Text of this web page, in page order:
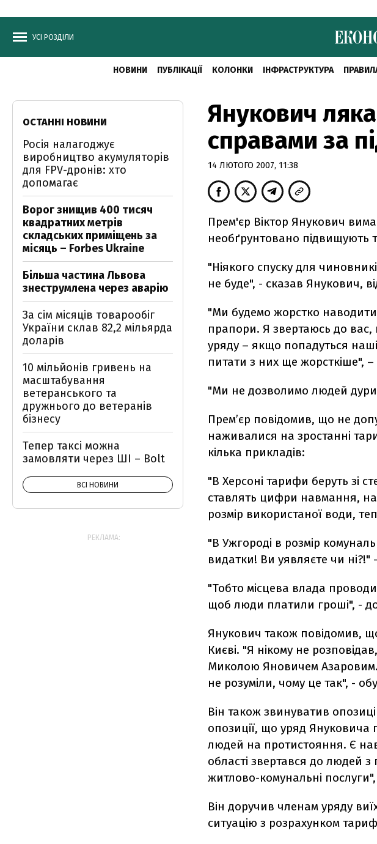
УСІ РОЗДІЛИ
НОВИНИ ПУБЛІКАЦІЇ КОЛОНКИ ІНФРАСТРУКТУРА
Янукович
справами за
14 ЛЮТОГО 2007, 11:38
Прем'єр Віктор Янукович
необґрунтовано підвищують
"Ніякого спуску для
не буде", - сказав Янукович,
"Ми будемо жорстко
прапори. Я звертаюсь до вас,
уряду – якщо попадуться
питати з них ще жорсткіше",
"Ми не дозволимо людей
Прем’єр повідомив, що не
наживалися на зростанні
кілька прикладів:
"В Херсоні тарифи беруть зі
ставлять цифри навмання,
розмір використаної води,
"В Ужгороді в розмір
видатки! Ви уявляєте чи ні?!"
"Тобто місцева влада
щоб люди платили гроші", -
Янукович також повідомив,
Києві. "Я нікому не
Миколою Яновичем Азаровим.
не розуміли, чому це так", -
Він також звинуватив
опозиції, що уряд
людей на протистояння. Є
області звертався до людей
житлово-комунальні
Він доручив членам уряду
ситуацію з розрахунком
ОСТАННІ НОВИНИ
Росія налагоджує
виробництво акумуляторів
для FPV-дронів: хто
допомагає
Ворог знищив 400 тисяч
квадратних метрів
складських приміщень за
місяць – Forbes Ukraine
Більша частина Львова
знеструмлена через аварію
За сім місяців товарообіг
України склав 82,2 мільярда
доларів
10 мільйонів гривень на
масштабування
ветеранського та
дружнього до ветеранів
бізнесу
Тепер таксі можна
замовляти через ШІ – Bolt
ВСІ НОВИНИ
РЕКЛАМА: